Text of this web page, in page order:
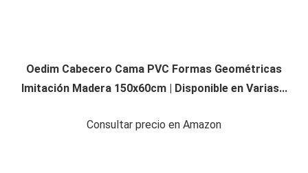
Oedim Cabecero Cama PVC Formas Geométricas
Imitación Madera 150x60cm | Disponible en Varias...
Consultar precio en Amazon